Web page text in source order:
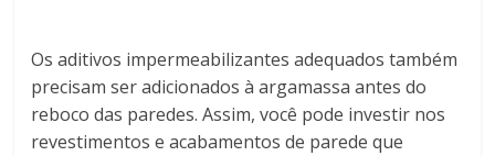
Os aditivos impermeabilizantes adequados também
precisam ser adicionados à argamassa antes do
reboco das paredes. Assim, você pode investir nos
revestimentos e acabamentos de parede que